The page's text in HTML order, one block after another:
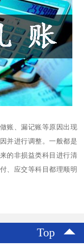
账、漏记账等原因出现
并进行调整。一般都是
的非损益类科目进行清
、应交等科目都理顺明
Top